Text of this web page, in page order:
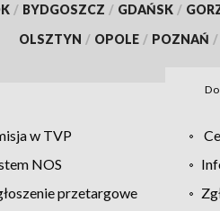
/ BYDGOSZCZ / GDAŃSK /
OLSZTYN / OPOLE / POZNAŃ /
w TVP
NOS
przetargowe